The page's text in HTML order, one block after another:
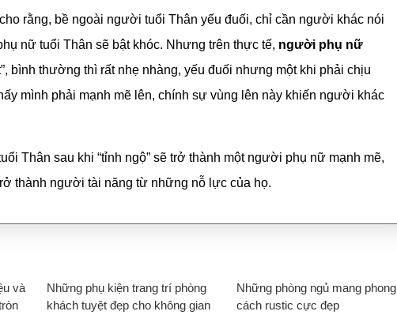
rằng, bề ngoài người tuổi Thân yếu đuối, chỉ cần người khác nói
nữ tuổi Thân sẽ bật khóc. Nhưng trên thực tế, người phụ nữ
bình thường thì rất nhẹ nhàng, yếu đuối nhưng một khi phải chịu
mình phải mạnh mẽ lên, chính sự vùng lên này khiến người khác
Thân sau khi “tỉnh ngộ” sẽ trở thành một người phụ nữ mạnh mẽ,
thành người tài năng từ những nỗ lực của họ.
và
Những phụ kiện trang trí phòng
khách tuyệt đẹp cho không gian
Những phòng ngủ mang phong
cách rustic cực đẹp